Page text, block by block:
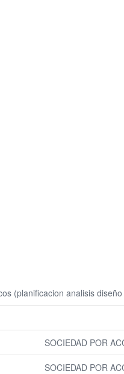
(planificacion analisis
SOCIEDAD POR
SOCIEDAD POR